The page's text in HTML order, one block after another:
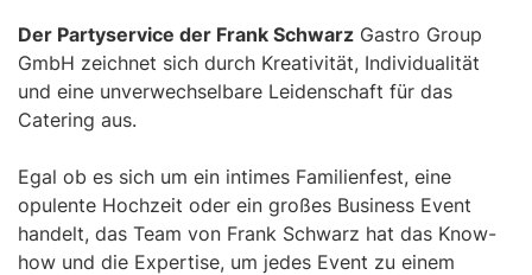
Der Partyservice der Frank Schwarz Gastro Group
GmbH zeichnet sich durch Kreativität, Individualität
und eine unverwechselbare Leidenschaft für das
Catering aus.
Egal ob es sich um ein intimes Familienfest, eine
opulente Hochzeit oder ein großes Business Event
handelt, das Team von Frank Schwarz hat das Know-
how und die Expertise, um jedes Event zu einem